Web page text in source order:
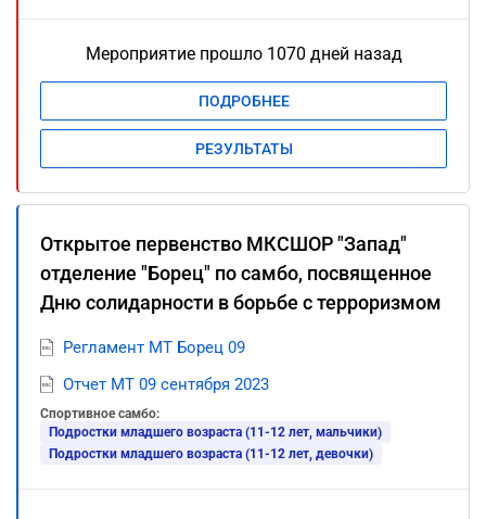
Мероприятие прошло 1070 дней назад
ПОДРОБНЕЕ
РЕЗУЛЬТАТЫ
Открытое первенство МКСШОР "Запад"
отделение "Борец" по самбо, посвященное
Дню солидарности в борьбе с терроризмом
Регламент МТ Борец 09
Отчет МТ 09 сентября 2023
Спортивное самбо:
Подростки младшего возраста (11-12 лет, мальчики)
Подростки младшего возраста (11-12 лет, девочки)